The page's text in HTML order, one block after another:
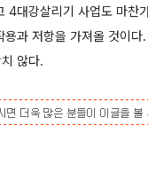
4대강살리기 사업도 마찬
용과 저항을 가져올 것이다
않다.